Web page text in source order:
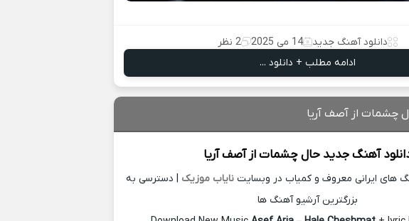
دانلود آهنگ جدید 14 می 2025
2 نظر
ادامه مطلب + دانلود ...
چشمات از آصف آریا
آهنگ جدید حال چشمات ازآصف آریا
های ایرانی معروف و کمیاب در وبسایتنایاب موزیک | دسترسی به
بزرگترین آرشیو آهنگ ها